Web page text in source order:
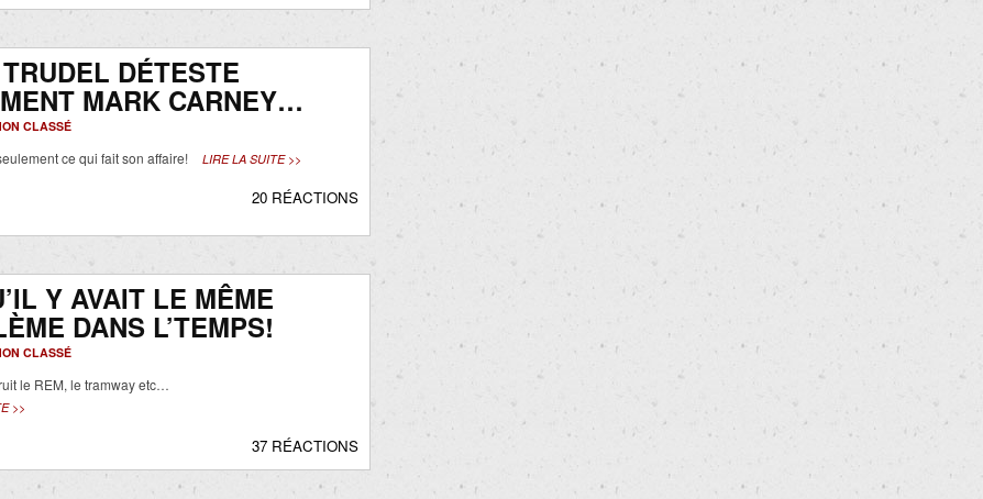
DÉTESTE
MARK CARNEY…
CLASSÉ
ce qui fait son affaire! LIRE LA SUITE >>
20 RÉACTIONS
Y AVAIT LE MÊME
DANS L’TEMPS!
CLASSÉ
le REM, le tramway etc…
>>
37 RÉACTIONS